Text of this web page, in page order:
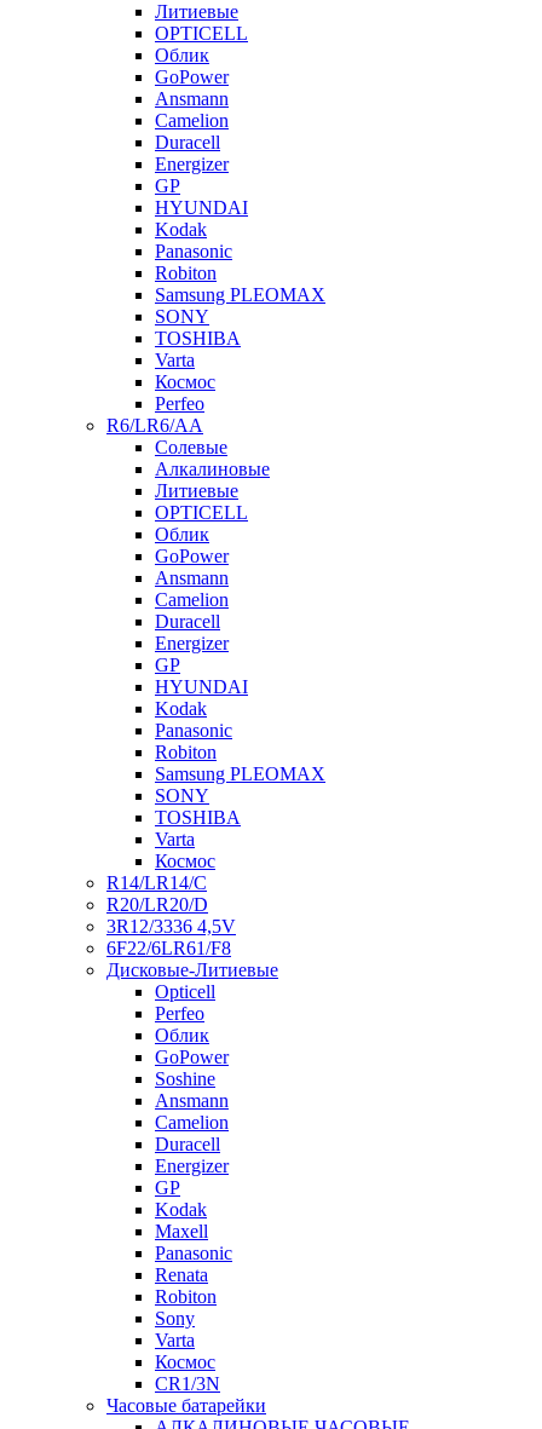
Литиевые
OPTICELL
Облик
GoPower
Ansmann
Camelion
Duracell
Energizer
GP
HYUNDAI
Kodak
Panasonic
Robiton
Samsung PLEOMAX
SONY
TOSHIBA
Varta
Космос
Perfeo
R6/LR6/AA
Солевые
Алкалиновые
Литиевые
OPTICELL
Облик
GoPower
Ansmann
Camelion
Duracell
Energizer
GP
HYUNDAI
Kodak
Panasonic
Robiton
Samsung PLEOMAX
SONY
TOSHIBA
Varta
Космос
R14/LR14/C
R20/LR20/D
3R12/3336 4,5V
6F22/6LR61/F8
Дисковые-Литиевые
Opticell
Perfeo
Облик
GoPower
Soshine
Ansmann
Camelion
Duracell
Energizer
GP
Kodak
Maxell
Panasonic
Renata
Robiton
Sony
Varta
Космос
CR1/3N
Часовые батарейки